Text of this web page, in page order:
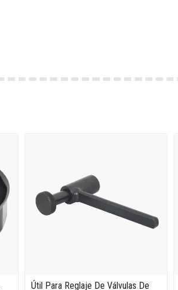
Útil Para Reglaje De Válvulas De